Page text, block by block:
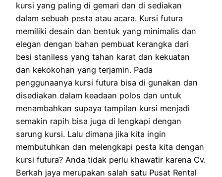
kursi yang paling di gemari dan di sediakan
dalam sebuah pesta atau acara. Kursi futura
memiliki desain dan bentuk yang minimalis dan
elegan dengan bahan pembuat kerangka dari
besi staniless yang tahan karat dan kekuatan
dan kekokohan yang terjamin. Pada
penggunaanya kursi futura bisa di gunakan dan
disediakan dalam keadaan polos dan untuk
menambahkan supaya tampilan kursi menjadi
semakin rapih bisa juga di lengkapi dengan
sarung kursi. Lalu dimana jika kita ingin
membutuhkan dan melengkapi pesta kita dengan
kursi futura? Anda tidak perlu khawatir karena Cv.
Berkah jaya merupakan salah satu Pusat Rental